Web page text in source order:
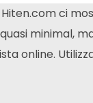
ci
minimal,
online.